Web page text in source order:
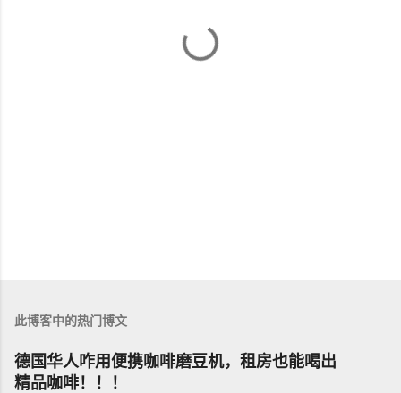
此博客中的热门博文
德国华人咋用便携咖啡磨豆机，租房也能喝出
精品咖啡！！！